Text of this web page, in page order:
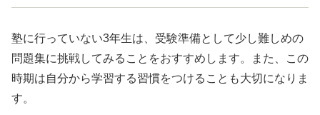
塾に行っていない3年生は、受験準備として少し難しめの
問題集に挑戦してみることをおすすめします。また、この
時期は自分から学習する習慣をつけることも大切になりま
す。